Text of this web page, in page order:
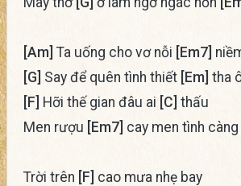
[Am] Ta uống cho vơ nỗi [Em7]
[G] Say để quên tình thiết [Em] tha
[F] Hỡi thế gian đâu ai [C] thấu
Men rượu
[Em7] cay men tình càng
Trời trên [F] cao mưa nhẹ bay